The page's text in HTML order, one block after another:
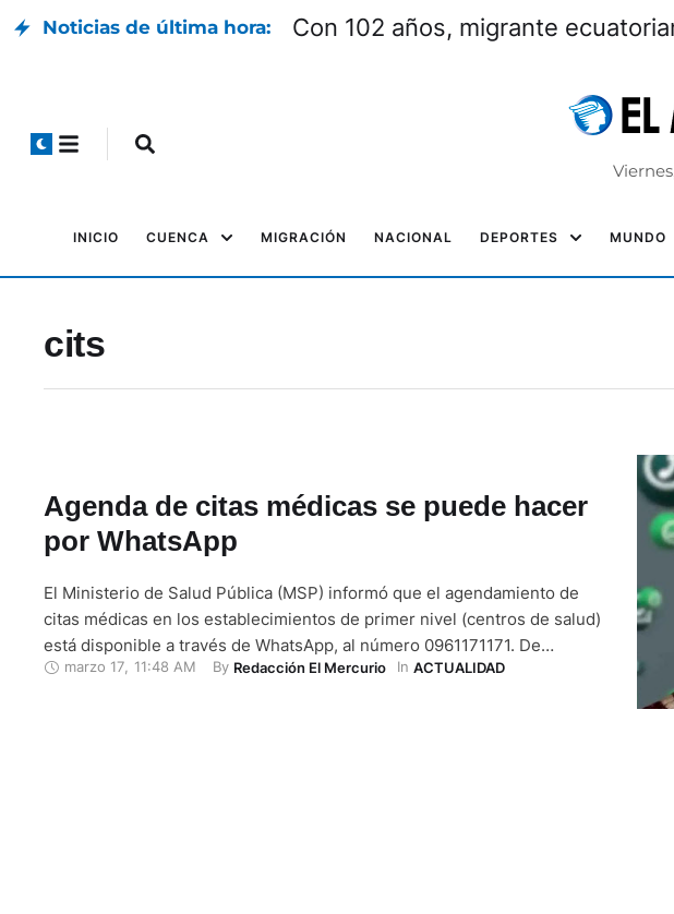
Noticias de última hora: Con 102 años, migrante
INICIO CUENCA MIGRACIÓN NACIONAL DEPORTES MUNDO
cits
Agenda de citas médicas se puede hacer
por WhatsApp
El Ministerio de Salud Pública (MSP) informó que el agendamiento de
citas médicas en los establecimientos de primer nivel (centros de salud)
está disponible a través de WhatsApp, al número 0961171171. De
acuerdo con esta cartera de Estado, este servicio funciona las 24 horas
marzo 17 11:48 AM By Redacción El Mercurio In ACTUALIDAD